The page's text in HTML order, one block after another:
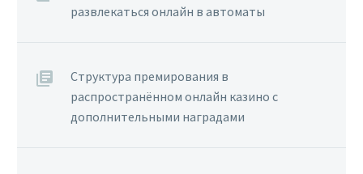
развлекаться онлайн в автоматы
Структура премирования в
распространённом онлайн казино с
дополнительными наградами